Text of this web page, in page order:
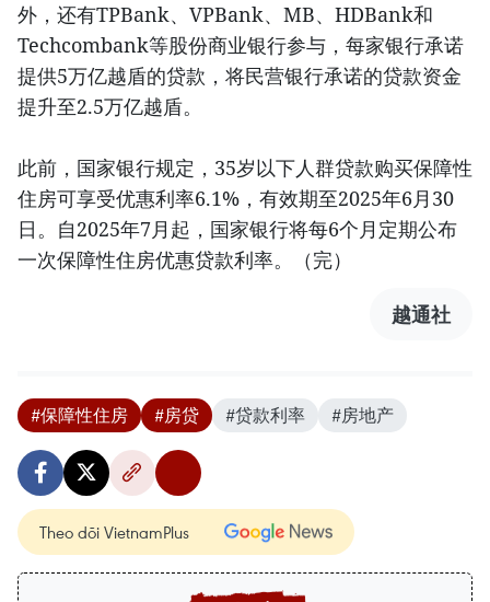
外，还有TPBank、VPBank、MB、HDBank和
Techcombank等股份商业银行参与，每家银行承诺
提供5万亿越盾的贷款，将民营银行承诺的贷款资金
提升至2.5万亿越盾。
此前，国家银行规定，35岁以下人群贷款购买保障性
住房可享受优惠利率6.1%，有效期至2025年6月30
日。自2025年7月起，国家银行将每6个月定期公布
一次保障性住房优惠贷款利率。（完）
越通社
#保障性住房 #房贷 #贷款利率 #房地产
Theo dõi VietnamPlus